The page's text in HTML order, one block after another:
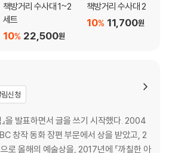
송이 시작되자, 당시에 천만 명이나 되는 이
듯 방송국으로 쏟아졌고, 10,189건의 이산가
면
다.”
게 달군 민주 항쟁 이야기
때 박정희 대통령이 사망하면서 18년 동안
니다. 국민들은 비로소 긴 군사 독재의 시간이
책방거리 수사대 1~2
세트
22,500원
10%
책방거리 수사대 2
11,700원
10%
신청
을 발표하면서 글을 쓰기 시작했다. 2004
창작 동화 장편 부문에서 상을 받았고, 2
로 올해의 예술상을, 2017년에 『까칠한 아